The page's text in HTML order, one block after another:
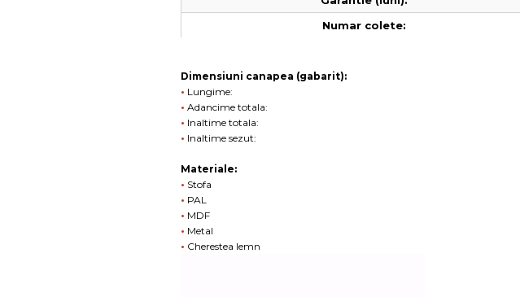
Numar colete:
Dimensiuni canapea (gabarit):
• Lungime:
• Adancime totala:
• Inaltime totala:
• Inaltime sezut:
Materiale:
• Stofa
• PAL
• MDF
• Metal
• Cherestea lemn